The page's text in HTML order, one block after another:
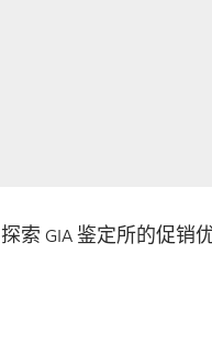
探索 GIA 鉴定所的促销